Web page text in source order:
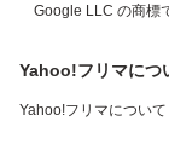
Google LLC の商標
Yahoo!フリマにつ
Yahoo!フリマについて